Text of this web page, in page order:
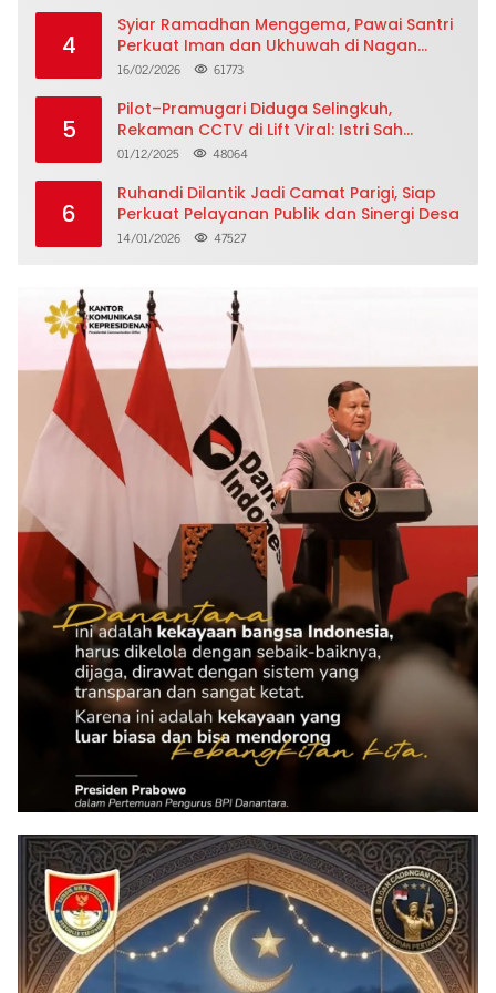
4
Syiar Ramadhan Menggema, Pawai Santri
Perkuat Iman dan Ukhuwah di Nagan
Raya
16/02/2026 61773
5
Pilot–Pramugari Diduga Selingkuh,
Rekaman CCTV di Lift Viral: Istri Sah
Ungkap Curahan Hati Menggetarkan
01/12/2025 48064
6
Ruhandi Dilantik Jadi Camat Parigi, Siap
Perkuat Pelayanan Publik dan Sinergi Desa
14/01/2026 47527